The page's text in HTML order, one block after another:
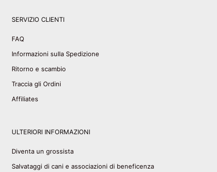
SERVIZIO CLIENTI
FAQ
Informazioni sulla Spedizione
Ritorno e scambio
Traccia gli Ordini
Affiliates
ULTERIORI INFORMAZIONI
Diventa un grossista
Salvataggi di cani e associazioni di beneficenza